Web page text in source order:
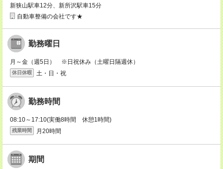
新狭山駅車12分、新所沢駅車15分
自動車整備の会社です★
勤務曜日
月～金（週5日） ※日祝休み（土曜日隔週休）
休日休暇 土・日・祝
勤務時間
08:10～17:10(実働8時間 休憩1時間)
残業時間 月20時間
期間